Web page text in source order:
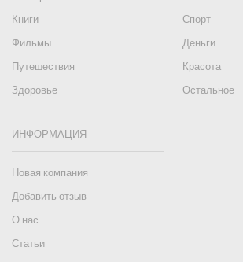
Книги
Спорт
Фильмы
Деньги
Путешествия
Красота
Здоровье
Остальное
ИНФОРМАЦИЯ
Новая компания
Добавить отзыв
О нас
Статьи